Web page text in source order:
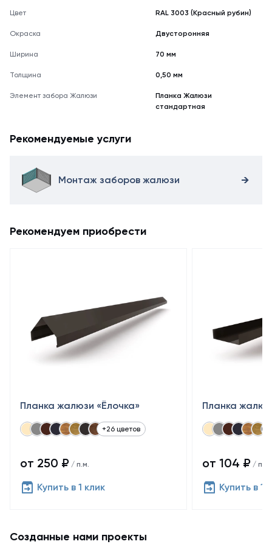
Цвет RAL 3003 (Красный рубин)
Окраска Двусторонняя
Ширина 70 мм
Толщина 0,50 мм
Элемент забора Жалюзи
Планка Жалюзи
стандартная
Рекомендуемые услуги
Монтаж заборов жалюзи
Рекомендуем приобрести
Планка жалюзи «Ёлочка»
+26 цветов
от 250 ₽ / п.м.
Купить в 1 клик
Планка
от 104 ₽ / п.м.
Купить в 1
Созданные нами проекты